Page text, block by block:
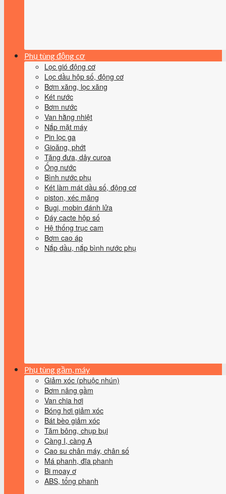
Phụ tùng động cơ
Lọc gió động cơ
Lọc dầu hộp số, động cơ
Bơm xăng, lọc xăng
Két nước
Bơm nước
Van hằng nhiệt
Nắp mặt máy
Pin lọc ga
Gioăng, phớt
Tăng đưa, dây curoa
Ống nước
Bình nước phụ
Két làm mát dầu số, động cơ
piston, xéc măng
Bugi, mobin đánh lửa
Đáy cacte hộp số
Hệ thống trục cam
Bơm cao áp
Nắp dầu, nắp bình nước phụ
Phụ tùng gầm, máy
Giảm xóc (phuộc nhún)
Bơm nâng gầm
Van chia hơi
Bóng hơi giảm xóc
Bát bèo giảm xóc
Tăm bông, chụp bụi
Càng I, càng A
Cao su chân máy, chân số
Má phanh, đĩa phanh
Bi moay ơ
ABS, tổng phanh